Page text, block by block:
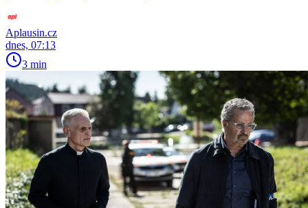
Aplausin.cz
dnes, 07:13
3 min